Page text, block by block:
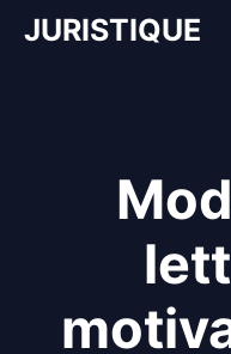
AllerJURISTIQUE